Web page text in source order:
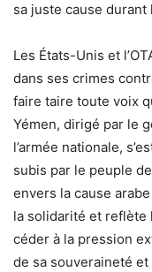
sa juste cause
Les États-Unis et
dans ses crimes
faire taire toute voix
Yémen, dirigé par le
l’armée nationale,
subis par le peuple
envers la cause
la solidarité et reflète
céder à la pression
de sa souveraineté